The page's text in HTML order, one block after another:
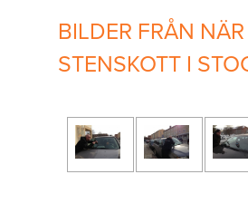
BILDER FRÅN
STENSKOTT I